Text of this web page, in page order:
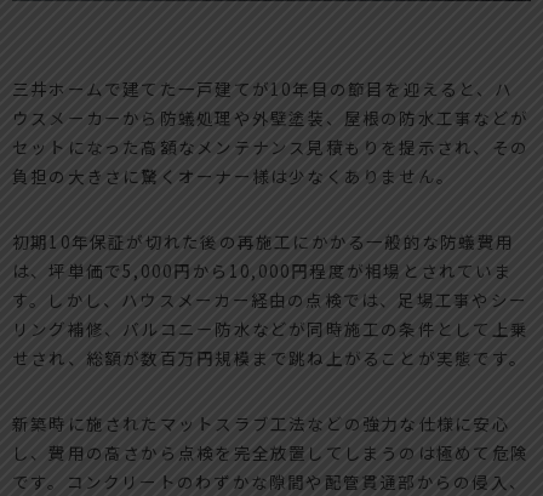
三井ホームで建てた一戸建てが10年目の節目を迎えると、ハ
ウスメーカーから防蟻処理や外壁塗装、屋根の防水工事などが
セットになった高額なメンテナンス見積もりを提示され、その
負担の大きさに驚くオーナー様は少なくありません。
初期10年保証が切れた後の再施工にかかる一般的な防蟻費用
は、坪単価で5,000円から10,000円程度が相場とされていま
す。しかし、ハウスメーカー経由の点検では、足場工事やシー
リング補修、バルコニー防水などが同時施工の条件として上乗
せされ、総額が数百万円規模まで跳ね上がることが実態です。
新築時に施されたマットスラブ工法などの強力な仕様に安心
し、費用の高さから点検を完全放置してしまうのは極めて危険
です。コンクリートのわずかな隙間や配管貫通部からの侵入、